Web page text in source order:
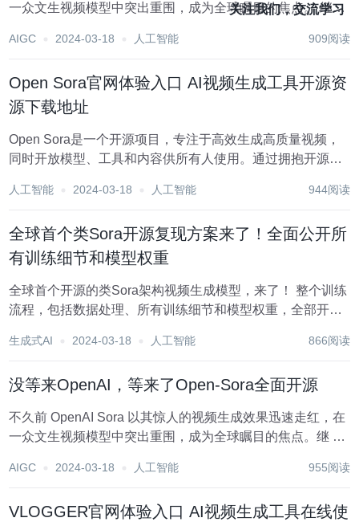
一众文生视频模型中突出重围，成为全球瞩目的焦点。 继2
Colossal-AI团队全面开源全球首个类Sora架构视频生成模型
AIGC 2024-03-18 人工智能 909阅读
Open Sora官网体验入口 AI视频生成工具开源资
源下载地址
Open Sora是一个开源项目，专注于高效生成高质量视频，
同时开放模型、工具和内容供所有人使用。通过拥抱开源原
径，还提供了一个简化视频制作复杂性的流畅、用户友好的
人工智能 2024-03-18 人工智能 944阅读
全球首个类Sora开源复现方案来了！全面公开所
有训练细节和模型权重
全球首个开源的类Sora架构视频生成模型，来了！ 整个训练
流程，包括数据处理、所有训练细节和模型权重，全部开
如下，能生成繁华都市夜景中的车水马龙。 还能用航拍视
生成式AI 2024-03-18 人工智能 866阅读
没等来OpenAI，等来了Open-Sora全面开源
不久前 OpenAI Sora 以其惊人的视频生成效果迅速走红，在
一众文生视频模型中突出重围，成为全球瞩目的焦点。继 2
Colossal-AI 团队全面开源全球首个类 Sora 架构视频生成
AIGC 2024-03-18 人工智能 955阅读
VLOGGER官网体验入口 AI视频生成工具在线使
关注我们，交流学习